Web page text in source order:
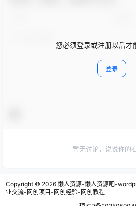
您必须登录或注册以后才
登录
暂无讨论，说说你的
Copyright © 2026 懒人资源-懒人资源吧-
业交流-网创项目-网创经验-网创教程